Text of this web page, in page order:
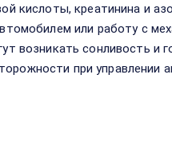
кислоты, креатинина и
или работу с
возникать сонливость и
при управлении